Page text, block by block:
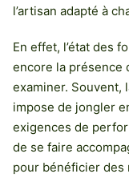
l’artisan adapté à
En effet, l’état des
encore la présence
examiner. Souvent,
impose de jongler
exigences de
de se faire
pour bénéficier des